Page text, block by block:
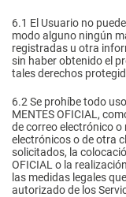
6.1 El Usuario no
modo alguno ningún
registradas u otra
sin haber obtenido el
tales derechos
6.2 Se prohíbe todo
MENTES OFICIAL,
de correo electrónico
electrónicos o de otra
solicitados, la
OFICIAL o la
las medidas legales
autorizado de los